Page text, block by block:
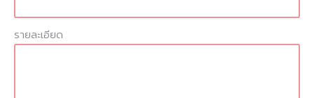
รายละเอียด